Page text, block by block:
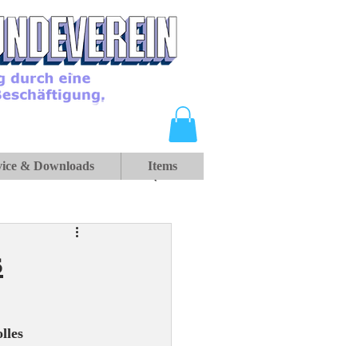
& Downloads Items